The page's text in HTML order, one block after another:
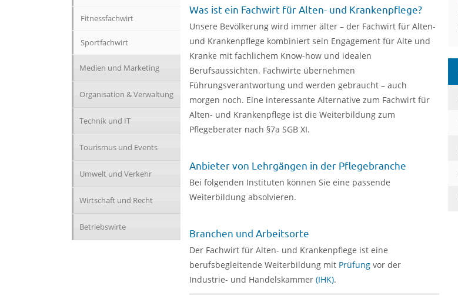
Was ist ein Fachwirt für Alten- und Krankenpflege?
Unsere Bevölkerung wird immer älter – der Fachwirt für Alten-
und Krankenpflege kombiniert sein Engagement für Alte und
Kranke mit fachlichem Know-how und idealen
Berufsaussichten. Fachwirte übernehmen
Führungsverantwortung und werden gebraucht – auch
morgen noch. Eine interessante Alternative zum Fachwirt für
Alten- und Krankenpflege ist die Weiterbildung zum
Pflegeberater nach §7a SGB XI.
Anbieter von Lehrgängen in der Pflegebranche
Bei folgenden Instituten können Sie eine passende
Weiterbildung absolvieren.
Branchen und Arbeitsorte
Der Fachwirt für Alten- und Krankenpflege ist eine
berufsbegleitende Weiterbildung mit Prüfung vor der
Industrie- und Handelskammer (IHK).
Fitnessfachwirt
Sportfachwirt
Medien und Marketing
Organisation & Verwaltung
Technik und IT
Tourismus und Events
Umwelt und Verkehr
Wirtschaft und Recht
Betriebswirte